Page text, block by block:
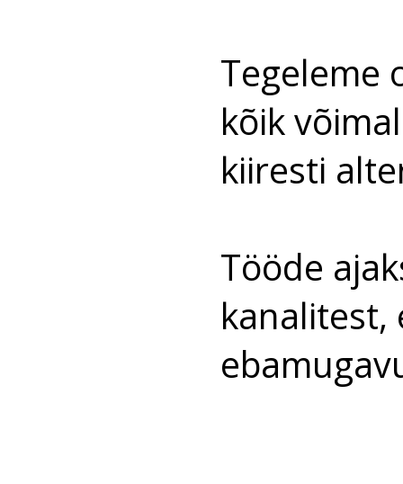
Tegeleme
kõik
kiiresti
Tööde
kanalitest,